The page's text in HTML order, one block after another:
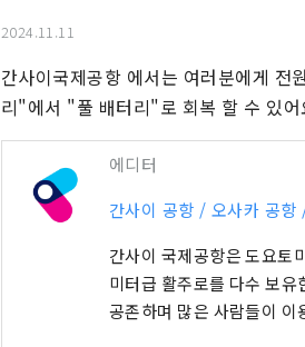
2024.11.11
간사이국제공항 에서는 여러분에게 전
리"에서 "풀 배터리"로 회복 할 수 있어
에디터
간사이 공항 / 오사카 공
간사이 국제공항은 도요토
미터급 활주로를 다수 보
공존하며 많은 사람들이 이